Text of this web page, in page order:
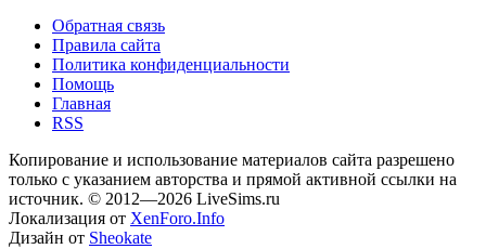
Обратная связь
Правила сайта
Политика конфиденциальности
Помощь
Главная
RSS
Копирование и использование материалов сайта разрешено
только с указанием авторства и прямой активной ссылки на
источник. © 2012—2026 LiveSims.ru
Локализация от XenForo.Info
Дизайн от Sheokate